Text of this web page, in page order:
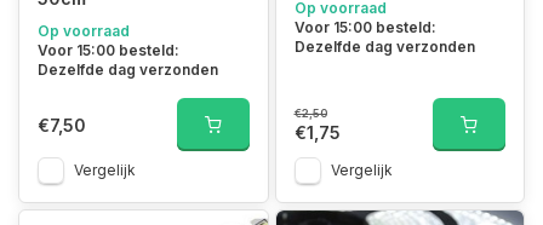
Op voorraad
Voor 15:00 besteld:
Dezelfde dag verzonden
€7,50
Vergelijk
Op voorraad
Voor 15:00 besteld:
Dezelfde dag verzonden
€2,50
€1,75
Vergelijk